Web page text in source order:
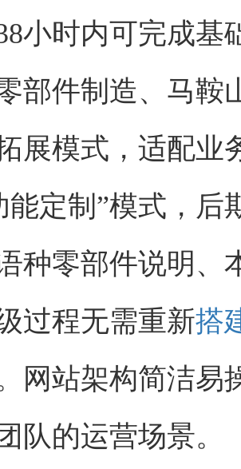
小时内可完成基
部件制造、马鞍
展模式，适配业
能定制”模式，后
种零部件说明、
过程无需重新搭
网站架构简洁易
队的运营场景。